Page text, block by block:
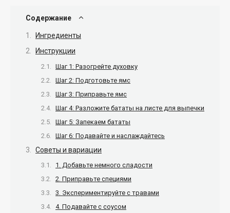
Содержание
Ингредиенты
Инструкции
Шаг 1: Разогрейте духовку
Шаг 2: Подготовьте ямс
Шаг 3: Приправьте ямс
Шаг 4: Разложите бататы на листе для выпечки
Шаг 5: Запекаем бататы
Шаг 6: Подавайте и наслаждайтесь
Советы и вариации
1. Добавьте немного сладости
2. Приправьте специями
3. Экспериментируйте с травами
4. Подавайте с соусом